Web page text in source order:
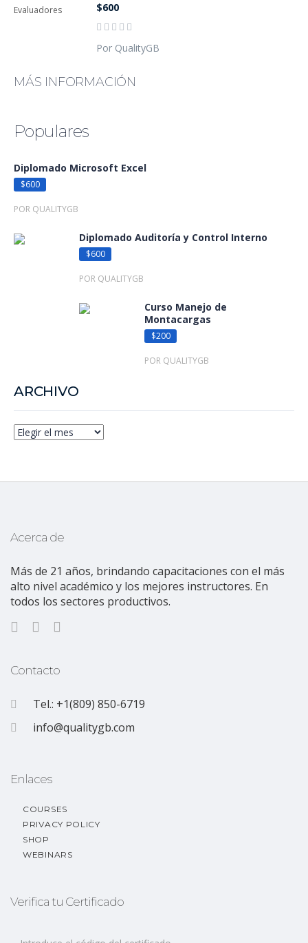
$600
Por QualityGB
MÁS INFORMACIÓN
Populares
Diplomado Microsoft Excel
$600
POR QUALITYGB
Diplomado Auditoría y Control Interno
$600
POR QUALITYGB
Curso Manejo de
Montacargas
$200
POR QUALITYGB
ARCHIVO
Acerca de
Más de 21 años, brindando capacitaciones con el más
alto nivel académico y los mejores instructores. En
todos los sectores productivos.
Contacto
Tel.: +1(809) 850-6719
info@qualitygb.com
Enlaces
COURSES
PRIVACY POLICY
SHOP
WEBINARS
Verifica tu Certificado